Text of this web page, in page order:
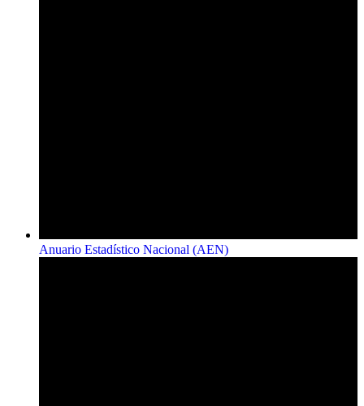
Anuario Estadístico Nacional (AEN)​